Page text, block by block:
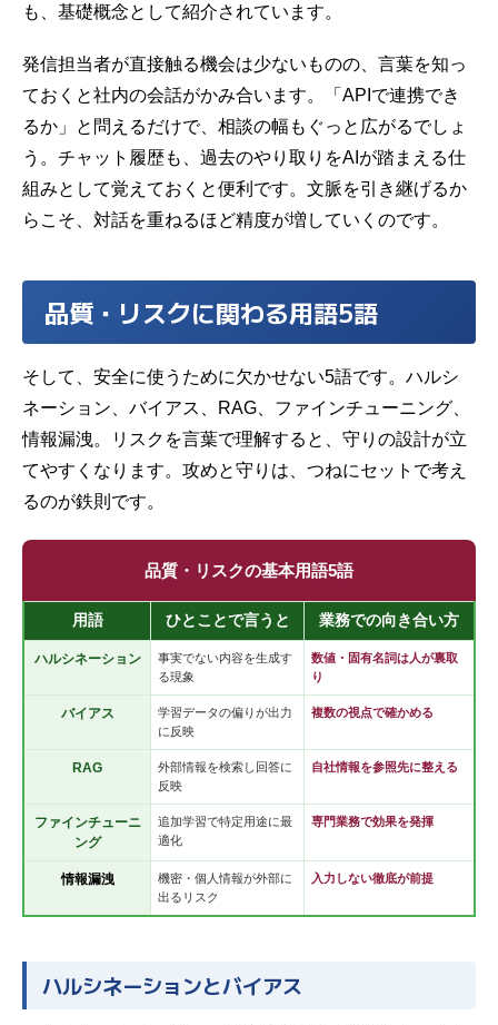
も、基礎概念として紹介されています。
発信担当者が直接触る機会は少ないものの、言葉を知っ
ておくと社内の会話がかみ合います。「APIで連携でき
るか」と問えるだけで、相談の幅もぐっと広がるでしょ
う。チャット履歴も、過去のやり取りをAIが踏まえる仕
組みとして覚えておくと便利です。文脈を引き継げるか
らこそ、対話を重ねるほど精度が増していくのです。
品質・リスクに関わる用語5語
そして、安全に使うために欠かせない5語です。ハルシ
ネーション、バイアス、RAG、ファインチューニング、
情報漏洩。リスクを言葉で理解すると、守りの設計が立
てやすくなります。攻めと守りは、つねにセットで考え
るのが鉄則です。
品質・リスクの基本用語5語
用語 ひとことで言うと 業務での向き合い方
ハルシネーション
事実でない内容を生成す
る現象
数値・固有名詞は人が裏取
り
バイアス
学習データの偏りが出力
に反映
複数の視点で確かめる
RAG
外部情報を検索し回答に
反映
自社情報を参照先に整える
ファインチューニ
ング
追加学習で特定用途に最
適化
専門業務で効果を発揮
情報漏洩
機密・個人情報が外部に
出るリスク
入力しない徹底が前提
ハルシネーションとバイアス